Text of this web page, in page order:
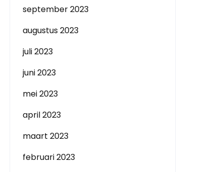
september 2023
augustus 2023
juli 2023
juni 2023
mei 2023
april 2023
maart 2023
februari 2023